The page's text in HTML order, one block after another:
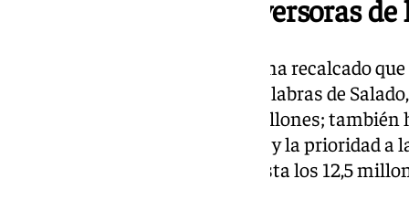
«Las cuentas más inversoras
El presidente de la Diputación ha recalcado
ambiciosas de la historia. En palabras de
19,5% hasta alcanzar los 71,5 millones;
gasto social que se contemplan y la prioridad a
van a «multiplicar por diez», hasta los 12,5